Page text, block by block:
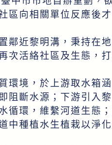
區向相關單位反應後才
鄰近黎明溝，秉持在
次活絡社區及生態，
環境，於上游取水箱
阻斷水源；下游引入
循環，維繫河道生態
中種植水生植栽以淨